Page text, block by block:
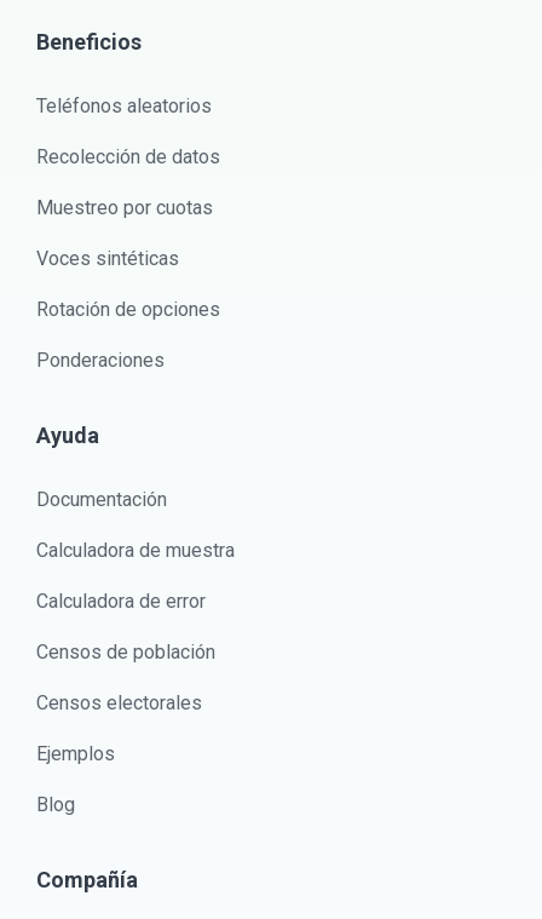
Beneficios
Teléfonos aleatorios
Recolección de datos
Muestreo por cuotas
Voces sintéticas
Rotación de opciones
Ponderaciones
Ayuda
Documentación
Calculadora de muestra
Calculadora de error
Censos de población
Censos electorales
Ejemplos
Blog
Compañía